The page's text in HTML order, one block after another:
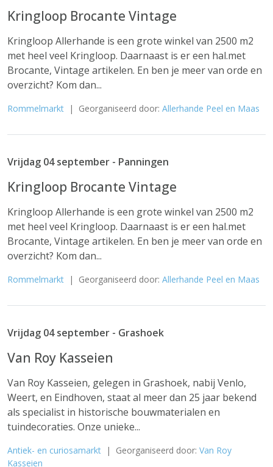
Kringloop Brocante Vintage
Kringloop Allerhande is een grote winkel van 2500 m2
met heel veel Kringloop. Daarnaast is er een hal.met
Brocante, Vintage artikelen. En ben je meer van orde en
overzicht? Kom dan...
Rommelmarkt | Georganiseerd door: Allerhande Peel en Maas
Vrijdag 04 september - Panningen
Kringloop Brocante Vintage
Kringloop Allerhande is een grote winkel van 2500 m2
met heel veel Kringloop. Daarnaast is er een hal.met
Brocante, Vintage artikelen. En ben je meer van orde en
overzicht? Kom dan...
Rommelmarkt | Georganiseerd door: Allerhande Peel en Maas
Vrijdag 04 september - Grashoek
Van Roy Kasseien
Van Roy Kasseien, gelegen in Grashoek, nabij Venlo,
Weert, en Eindhoven, staat al meer dan 25 jaar bekend
als specialist in historische bouwmaterialen en
tuindecoraties. Onze unieke...
Antiek- en curiosamarkt | Georganiseerd door: Van Roy
Kasseien